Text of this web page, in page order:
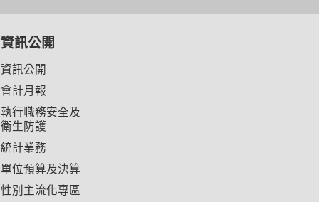
資訊公開
資訊公開
會計月報
執行職務安全及
衛生防護
統計業務
單位預算及決算
性別主流化專區